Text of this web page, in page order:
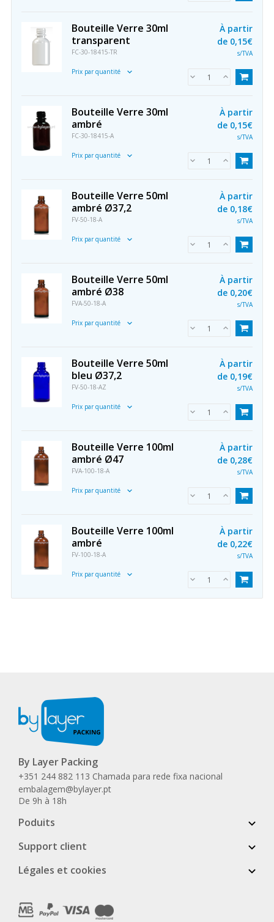
Bouteille Verre 30ml
transparent
FC-30-18415-TR
Prix par quantité
À partir
de 0,15€
s/TVA
Bouteille Verre 30ml
ambré
FC-30-18415-A
Prix par quantité
À partir
de 0,15€
s/TVA
Bouteille Verre 50ml
ambré Ø37,2
FV-50-18-A
Prix par quantité
À partir
de 0,18€
s/TVA
Bouteille Verre 50ml
ambré Ø38
FVA-50-18-A
Prix par quantité
À partir
de 0,20€
s/TVA
Bouteille Verre 50ml
bleu Ø37,2
FV-50-18-AZ
Prix par quantité
À partir
de 0,19€
s/TVA
Bouteille Verre 100ml
ambré Ø47
FVA-100-18-A
Prix par quantité
À partir
de 0,28€
s/TVA
Bouteille Verre 100ml
ambré
FV-100-18-A
Prix par quantité
À partir
de 0,22€
s/TVA
By Layer Packing
+351 244 882 113 Chamada para rede fixa nacional
embalagem@bylayer.pt
De 9h à 18h
Poduits
Support client
Légales et cookies